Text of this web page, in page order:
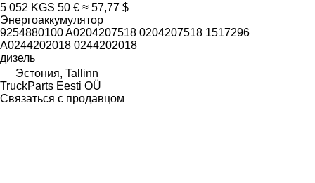
5 052 KGS 50 € ≈ 57,77 $
Энергоаккумулятор
9254880100 A0204207518 0204207518 1517296
A0244202018 0244202018
дизель
Эстония, Tallinn
TruckParts Eesti OÜ
Связаться с продавцом